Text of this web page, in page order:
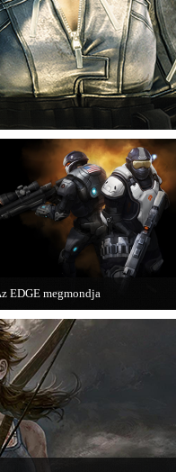
a Fuse.
EDGE megmondja
egyik leghíresebb játékmagazin, az
is elmondja, hogy szerinte
voltak idén a legjobb játékok.